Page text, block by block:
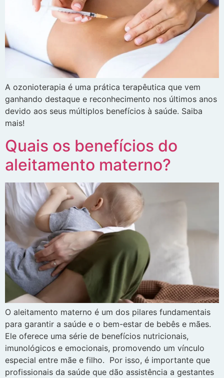
A ozonioterapia é uma prática terapêutica que vem
ganhando destaque e reconhecimento nos últimos anos
devido aos seus múltiplos benefícios à saúde. Saiba
mais!
Quais os benefícios do
aleitamento materno?
O aleitamento materno é um dos pilares fundamentais
para garantir a saúde e o bem-estar de bebês e mães.
Ele oferece uma série de benefícios nutricionais,
imunológicos e emocionais, promovendo um vínculo
especial entre mãe e filho. Por isso, é importante que
profissionais da saúde que dão assistência a gestantes